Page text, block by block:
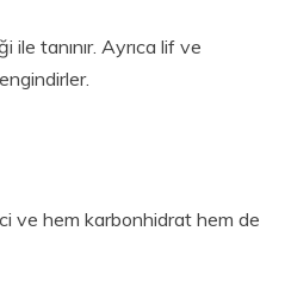
tanınır. Ayrıca lif ve
ve hem karbonhidrat hem de